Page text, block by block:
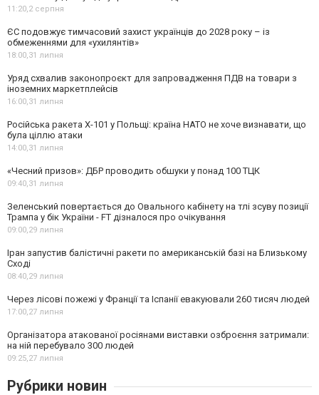
11:20,2 серпня
ЄС подовжує тимчасовий захист українців до 2028 року – із
обмеженнями для «ухилянтів»
18:00,31 липня
Уряд схвалив законопроєкт для запровадження ПДВ на товари з
іноземних маркетплейсів
16:00,31 липня
Російська ракета Х-101 у Польщі: країна НАТО не хоче визнавати, що
була ціллю атаки
14:00,31 липня
«Чесний призов»: ДБР проводить обшуки у понад 100 ТЦК
09:40,31 липня
Зеленський повертається до Овального кабінету на тлі зсуву позиції
Трампа у бік України - FT дізналося про очікування
09:00,29 липня
Іран запустив балістичні ракети по американській базі на Близькому
Сході
08:40,29 липня
Через лісові пожежі у Франції та Іспанії евакуювали 260 тисяч людей
17:00,27 липня
Організатора атакованої росіянами виставки озброєння затримали:
на ній перебувало 300 людей
09:25,27 липня
Рубрики новин